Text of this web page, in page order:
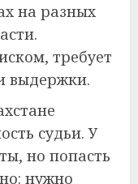
на разных
требует
выдержки.
судьи. У
но попасть
нужно